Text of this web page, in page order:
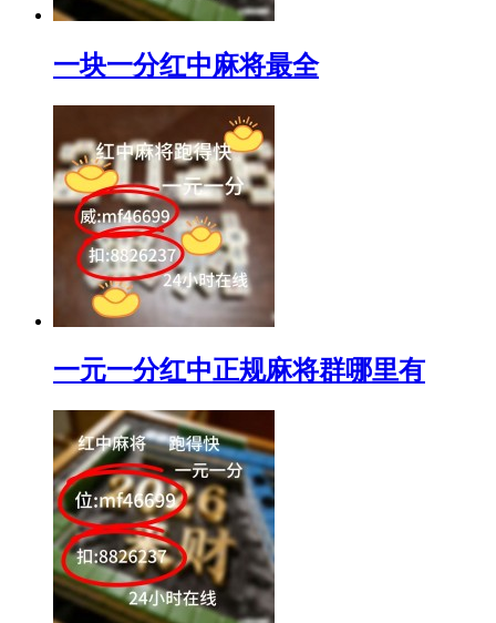
一块一分红中麻将最全
一元一分红中正规麻将群哪里有